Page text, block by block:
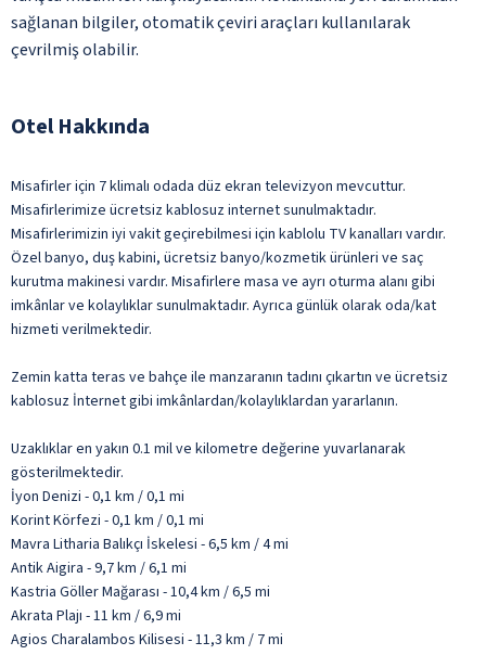
sağlanan bilgiler, otomatik çeviri araçları kullanılarak
çevrilmiş olabilir.
Otel Hakkında
Misafirler için 7 klimalı odada düz ekran televizyon mevcuttur.
Misafirlerimize ücretsiz kablosuz internet sunulmaktadır.
Misafirlerimizin iyi vakit geçirebilmesi için kablolu TV kanalları vardır.
Özel banyo, duş kabini, ücretsiz banyo/kozmetik ürünleri ve saç
kurutma makinesi vardır. Misafirlere masa ve ayrı oturma alanı gibi
imkânlar ve kolaylıklar sunulmaktadır. Ayrıca günlük olarak oda/kat
hizmeti verilmektedir.
Zemin katta teras ve bahçe ile manzaranın tadını çıkartın ve ücretsiz
kablosuz İnternet gibi imkânlardan/kolaylıklardan yararlanın.
Uzaklıklar en yakın 0.1 mil ve kilometre değerine yuvarlanarak
gösterilmektedir.
İyon Denizi - 0,1 km / 0,1 mi
Korint Körfezi - 0,1 km / 0,1 mi
Mavra Litharia Balıkçı İskelesi - 6,5 km / 4 mi
Antik Aigira - 9,7 km / 6,1 mi
Kastria Göller Mağarası - 10,4 km / 6,5 mi
Akrata Plajı - 11 km / 6,9 mi
Agios Charalambos Kilisesi - 11,3 km / 7 mi